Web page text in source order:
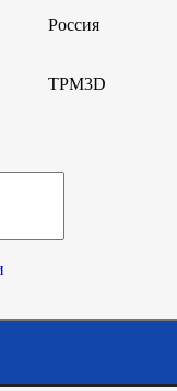
Россия
TPM3D